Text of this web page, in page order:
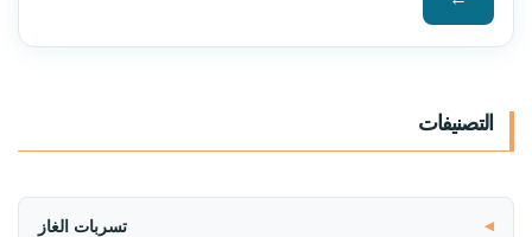
التصنيفات
تسربات الغاز